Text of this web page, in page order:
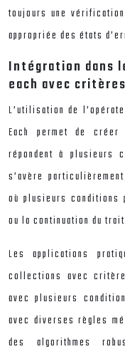
toujours une
appropriée des états
Intégration dans
each avec
L’utilisation de
Each permet de créer
répondent à plusieurs
s’avère
où plusieurs conditions
ou la continuation du
Les applications
collections avec
avec plusieurs
avec diverses règles
des algorithmes